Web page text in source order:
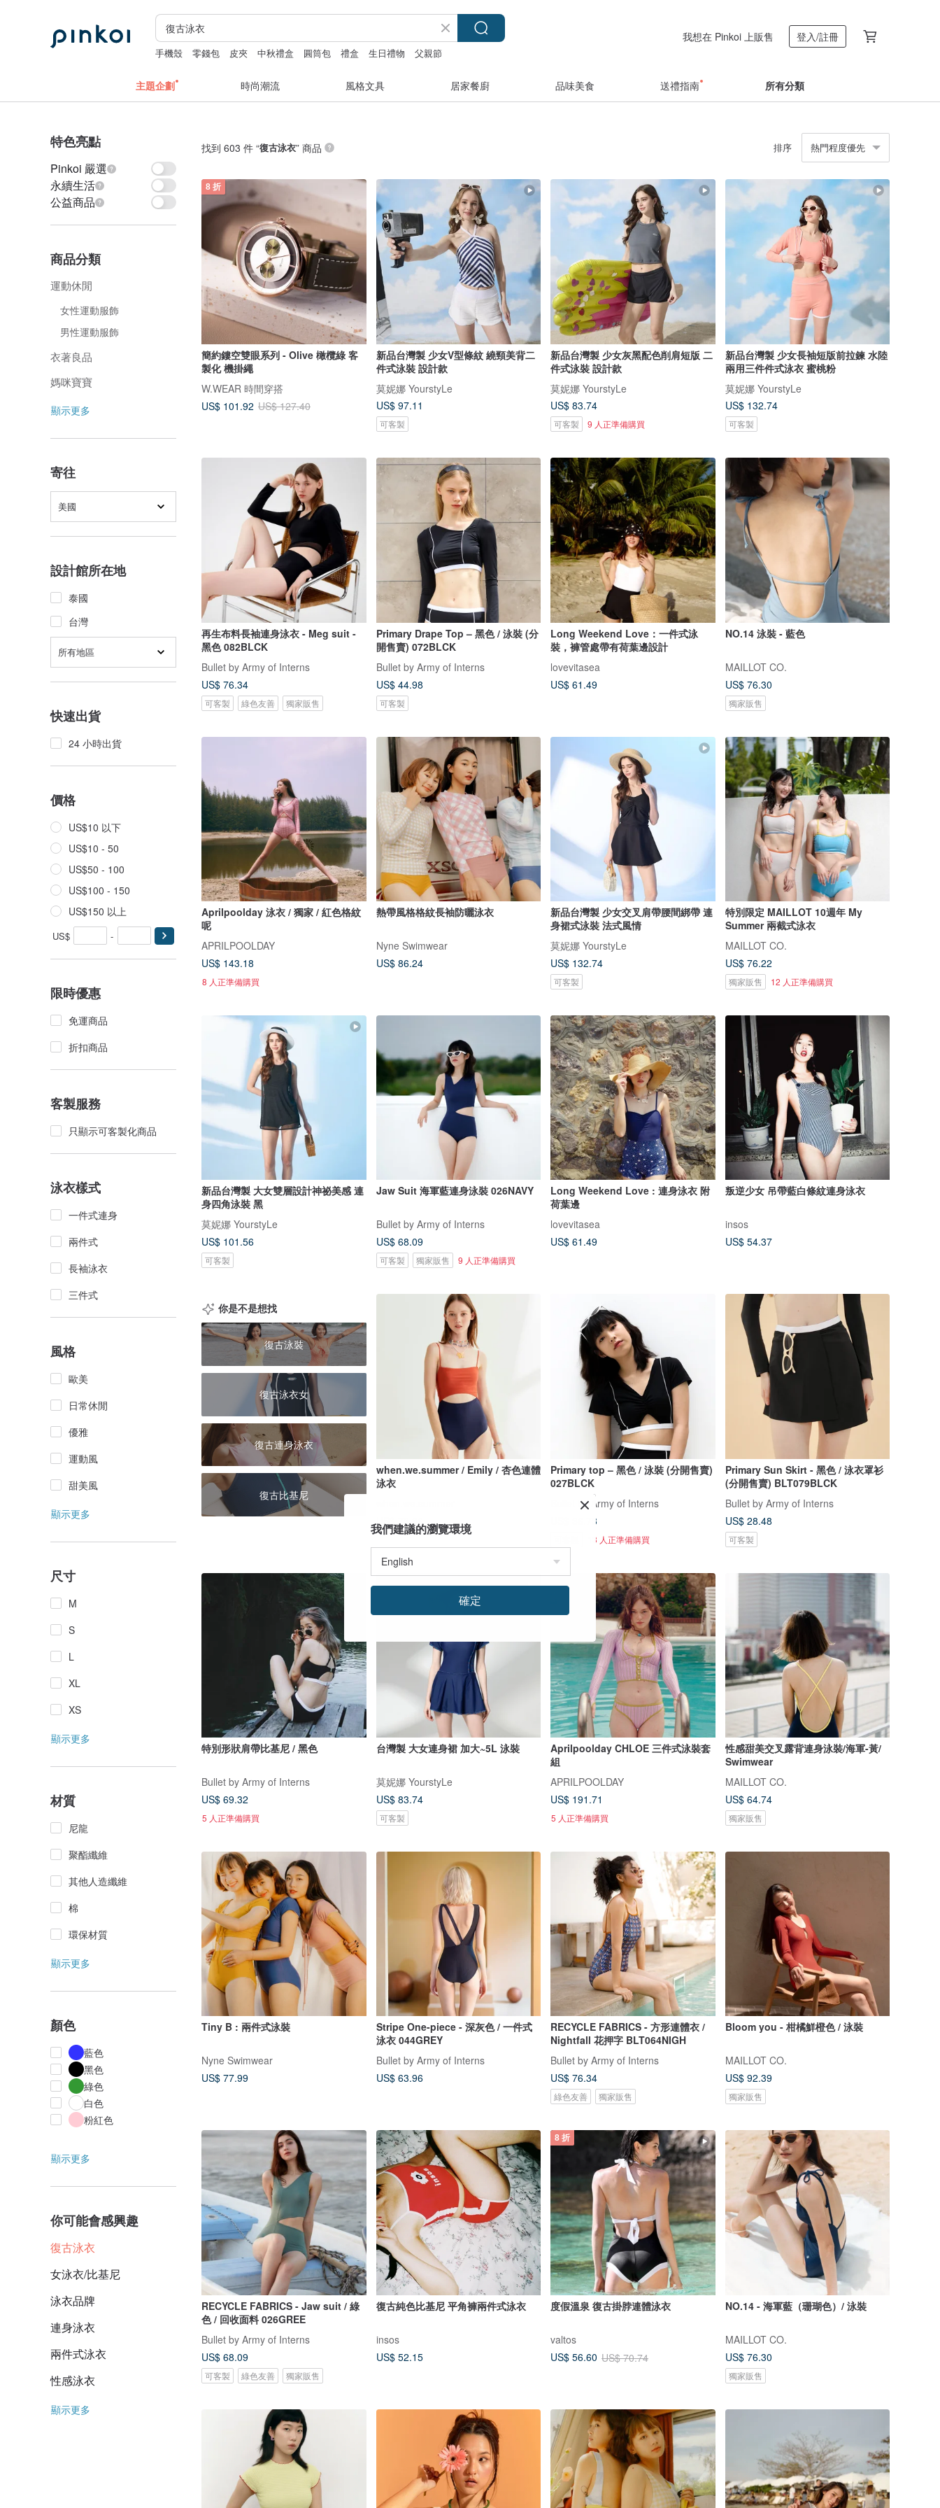
手機殼 零錢包 皮夾 中秋禮盒 圓筒包 禮盒 生日禮物 父親節
我想在 Pinkoi 上販售 登入/註冊
主題企劃 時尚潮流 風格文具 居家餐廚 品味美食 送禮指南 所有分類
特色亮點
Pinkoi 嚴選
永續生活
公益商品
商品分類
運動休閒
女性運動服飾
男性運動服飾
衣著良品
媽咪寶寶
顯示更多
寄往
美國
設計館所在地
泰國
台灣
所有地區
快速出貨
24 小時出貨
價格
US$10 以下
US$10 - 50
US$50 - 100
US$100 - 150
US$150 以上
US$ -
限時優惠
免運商品
折扣商品
客製服務
只顯示可客製化商品
泳衣樣式
一件式連身
兩件式
長袖泳衣
三件式
風格
歐美
日常休閒
優雅
運動風
甜美風
顯示更多
尺寸
M
S
L
XL
XS
顯示更多
材質
尼龍
聚酯纖維
其他人造纖維
棉
環保材質
顯示更多
顏色
藍色
黑色
綠色
白色
粉紅色
顯示更多
你可能會感興趣
復古泳衣
女泳衣/比基尼
泳衣品牌
連身泳衣
兩件式泳衣
性感泳衣
顯示更多
找到 603 件 “復古泳衣” 商品 排序 熱門程度優先
8 折
簡約鏤空雙眼系列 - Olive 橄欖綠 客
製化 機掛繩
W.WEAR 時間穿搭
US$ 101.92 US$ 127.40
新品台灣製 少女V型條紋 繞頸美背二
件式泳裝 設計款
莫妮娜 YourstyLe
US$ 97.11
可客製
新品台灣製 少女灰黑配色削肩短版 二
件式泳裝 設計款
莫妮娜 YourstyLe
US$ 83.74
可客製 9 人正準備購買
新品台灣製 少女長袖短版前拉鍊 水陸
兩用三件件式泳衣 蜜桃粉
莫妮娜 YourstyLe
US$ 132.74
可客製
再生布料長袖連身泳衣 - Meg suit -
黑色 082BLCK
Bullet by Army of Interns
US$ 76.34
可客製 綠色友善 獨家販售
Primary Drape Top – 黑色 / 泳裝 (分
開售賣) 072BLCK
Bullet by Army of Interns
US$ 44.98
可客製
Long Weekend Love：一件式泳
裝，褲管處帶有荷葉邊設計
lovevitasea
US$ 61.49
NO.14 泳裝 - 藍色
MAILLOT CO.
US$ 76.30
獨家販售
Aprilpoolday 泳衣 / 獨家 / 紅色格紋
呢
APRILPOOLDAY
US$ 143.18
8 人正準備購買
熱帶風格格紋長袖防曬泳衣
Nyne Swimwear
US$ 86.24
新品台灣製 少女交叉肩帶腰間綁帶 連
身裙式泳裝 法式風情
莫妮娜 YourstyLe
US$ 132.74
可客製
特別限定 MAILLOT 10週年 My
Summer 兩截式泳衣
MAILLOT CO.
US$ 76.22
獨家販售 12 人正準備購買
新品台灣製 大女雙層設計神祕美感 連
身四角泳裝 黑
莫妮娜 YourstyLe
US$ 101.56
可客製
Jaw Suit 海軍藍連身泳裝 026NAVY
Bullet by Army of Interns
US$ 68.09
可客製 獨家販售 9 人正準備購買
Long Weekend Love : 連身泳衣 附
荷葉邊
lovevitasea
US$ 61.49
叛逆少女 吊帶藍白條紋連身泳衣
insos
US$ 54.37
你是不是想找
復古泳裝
復古泳衣女
復古連身泳衣
復古比基尼
when.we.summer / Emily / 杏色連體
泳衣
US$ 73.86
Primary top – 黑色 / 泳裝 (分開售賣)
027BLCK
Bullet by Army of Interns
US$ 36.73
13 人正準備購買
Primary Sun Skirt - 黑色 / 泳衣罩衫
(分開售賣) BLT079BLCK
Bullet by Army of Interns
US$ 28.48
可客製
特別形狀肩帶比基尼 / 黑色
Bullet by Army of Interns
US$ 69.32
5 人正準備購買
台灣製 大女連身裙 加大~5L 泳裝
莫妮娜 YourstyLe
US$ 83.74
可客製
Aprilpoolday CHLOE 三件式泳裝套
組
APRILPOOLDAY
US$ 191.71
5 人正準備購買
性感甜美交叉露背連身泳裝/海軍-黃/
Swimwear
MAILLOT CO.
US$ 64.74
獨家販售
Tiny B : 兩件式泳裝
Nyne Swimwear
US$ 77.99
Stripe One-piece - 深灰色 / 一件式
泳衣 044GREY
Bullet by Army of Interns
US$ 63.96
RECYCLE FABRICS - 方形連體衣 /
Nightfall 花押字 BLT064NIGH
Bullet by Army of Interns
US$ 76.34
綠色友善 獨家販售
Bloom you - 柑橘鮮橙色 / 泳裝
MAILLOT CO.
US$ 92.39
獨家販售
RECYCLE FABRICS - Jaw suit / 綠
色 / 回收面料 026GREE
Bullet by Army of Interns
US$ 68.09
可客製 綠色友善 獨家販售
復古純色比基尼 平角褲兩件式泳衣
insos
US$ 52.15
8 折
度假溫泉 復古掛脖連體泳衣
valtos
US$ 56.60 US$ 70.74
NO.14 - 海軍藍（珊瑚色）/ 泳裝
MAILLOT CO.
US$ 76.30
獨家販售
我們建議的瀏覽環境
確定